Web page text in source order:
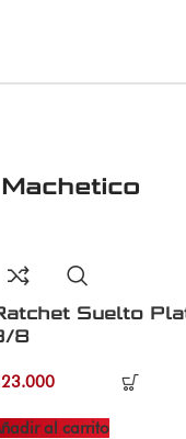
Suelto
8
23.000
al carrito